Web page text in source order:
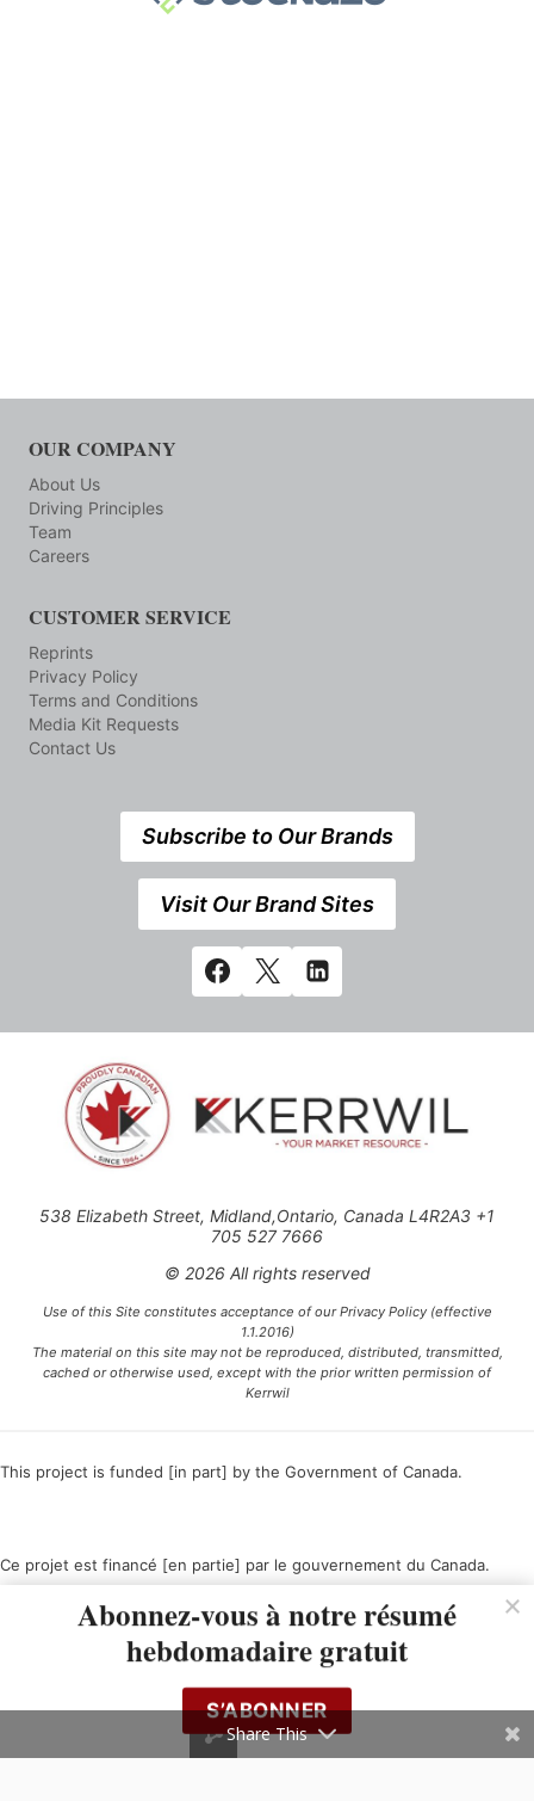
OUR COMPANY
About Us
Driving Principles
Team
Careers
CUSTOMER SERVICE
Reprints
Privacy Policy
Terms and Conditions
Media Kit Requests
Contact Us
Subscribe to Our Brands
Visit Our Brand Sites
538 Elizabeth Street, Midland,Ontario, Canada L4R2A3 +1
705 527 7666
© 2026 All rights reserved
Use of this Site constitutes acceptance of our Privacy Policy (effective
1.1.2016)
The material on this site may not be reproduced, distributed, transmitted,
cached or otherwise used, except with the prior written permission of
Kerrwil
This project is funded [in part] by the Government of Canada.
Ce projet est financé [en partie] par le gouvernement du Canada.
Abonnez-vous à notre résumé
hebdomadaire gratuit
S’ABONNER
Share This